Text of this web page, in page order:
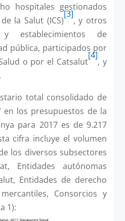
hospitales gestionados
la Salut (ICS)
[3]
, y otros
establecimientos de
pública, participados por
o por el Catsalut
[4]
, y
total consolidado de
en los presupuestos de la
para 2017 es de 9.217
cifra incluye el volumen
los diversos subsectores
Entidades autónomas
Entidades de derecho
Consorcios y
1):